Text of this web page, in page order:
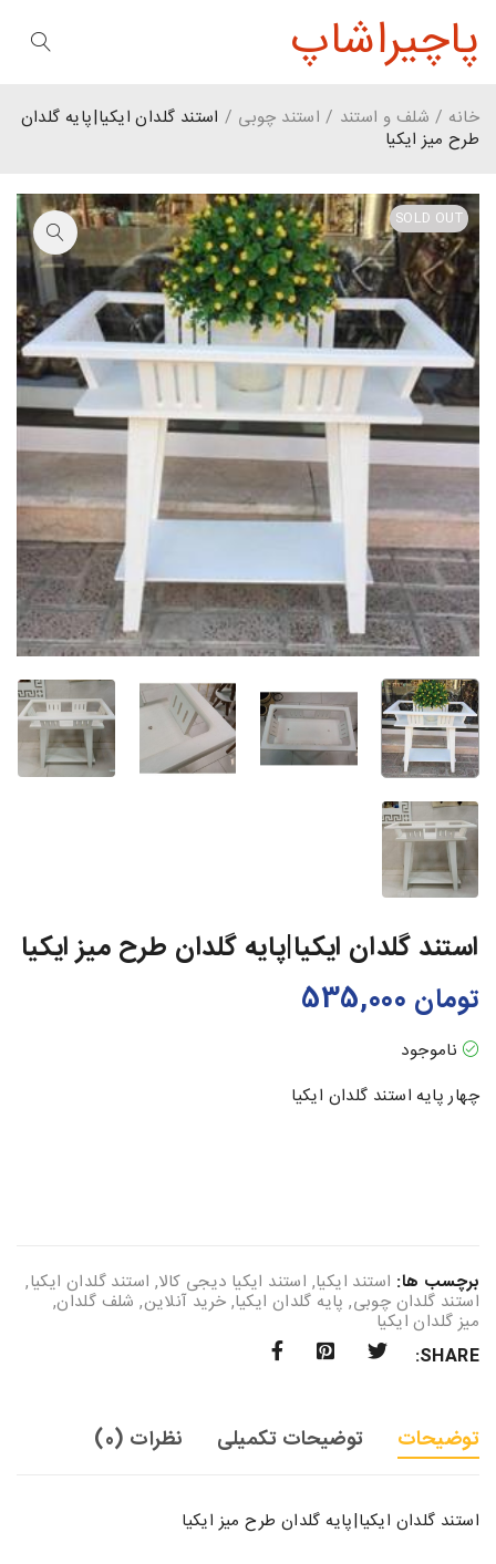
پاچیراشاپ
خانه / شلف و استند / استند چوبی / استند گلدان ایکیا|پایه گلدان
طرح میز ایکیا
SOLD OUT
استند گلدان ایکیا|پایه گلدان طرح میز ایکیا
تومان
ناموجود
چهار پایه استند گلدان ایکیا
برچسب ها: استند ایکیا, استند ایکیا دیجی کالا, استند گلدان ایکیا,
استند گلدان چوبی, پایه گلدان ایکیا, خرید آنلاین, شلف گلدان,
میز گلدان ایکیا
SHARE:
توضیحات توضیحات تکمیلی نظرات (0)
استند گلدان ایکیا|پایه گلدان طرح میز ایکیا